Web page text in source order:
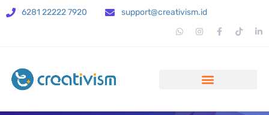
6281 22222 7920 support@creativism.id